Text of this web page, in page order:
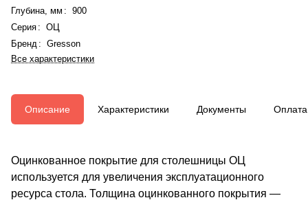
Глубина, мм : 900
Серия : ОЦ
Бренд : Gresson
Все характеристики
Описание Характеристики Документы Оплата
Оцинкованное покрытие для столешницы ОЦ
используется для увеличения эксплуатационного
ресурса стола. Толщина оцинкованного покрытия —